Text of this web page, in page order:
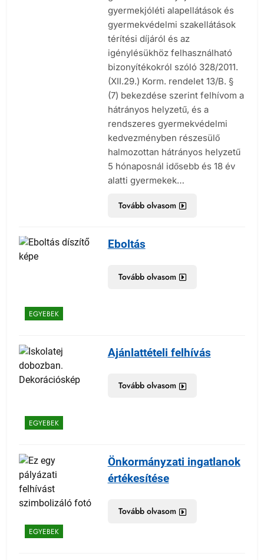
gyermekjóléti alapellátások és
gyermekvédelmi szakellátások
térítési díjáról és az
igénylésükhöz felhasználható
bizonyítékokról szóló 328/2011.
(XII.29.) Korm. rendelet 13/B. §
(7) bekezdése szerint felhívom a
hátrányos helyzetű, és a
rendszeres gyermekvédelmi
kedvezményben részesülő
halmozottan hátrányos helyzetű
5 hónaposnál idősebb és 18 év
alatti gyermekek…
Tovább olvasom
EGYEBEK
Eboltás
Tovább olvasom
EGYEBEK
Ajánlattételi felhívás
Tovább olvasom
EGYEBEK
Önkormányzati ingatlanok
értékesítése
Tovább olvasom